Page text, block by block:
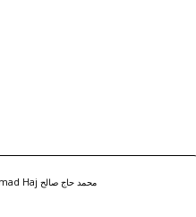
Saleh, Muhammad Haj محمد حاج صالح